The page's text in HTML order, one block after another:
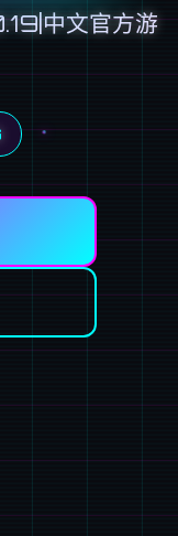
中文官方游